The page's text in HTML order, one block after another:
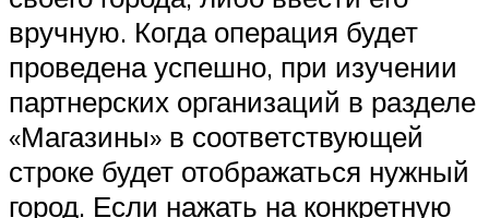
вручную. Когда операция будет
проведена успешно, при изучении
партнерских организаций в разделе
«Магазины» в соответствующей
строке будет отображаться нужный
город. Если нажать на конкретную